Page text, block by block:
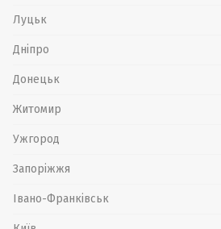
Луцьк
Дніпро
Донецьк
Житомир
Ужгород
Запоріжжя
Івано-Франківськ